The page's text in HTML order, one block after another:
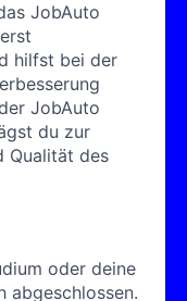
JobAuto
hilfst bei der
JobAuto
du zur
Qualität des
oder deine
abgeschlossen.